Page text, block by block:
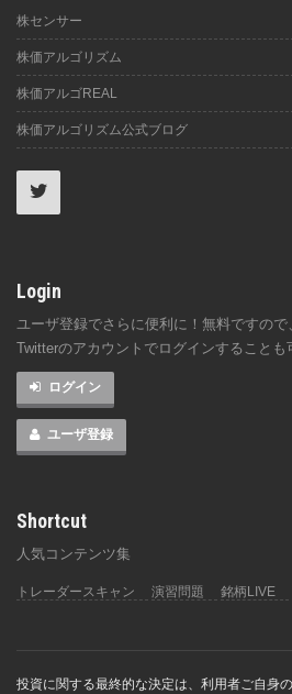
株センサー
株価アルゴリズム
株価アルゴREAL
株価アルゴリズム公式ブログ
Login
ユーザ登録でさらに便利に！無料ですので
Twitterのアカウントでログインすることも
ログイン
ユーザ登録
Shortcut
人気コンテンツ集
トレーダースキャン 演習問題 銘柄LIVE
投資に関する最終的な決定は、利用者ご自身